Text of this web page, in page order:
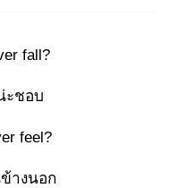
fall?
ะชอบ
feel?
างนอก